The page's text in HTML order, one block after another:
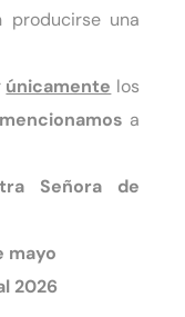
producirse una
únicamente los
a
Señora de
mayo
2026